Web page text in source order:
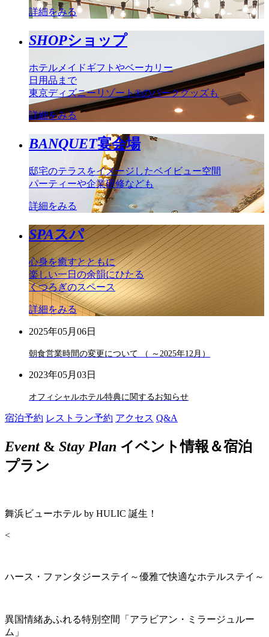
詳細をみる
SHOPショップ
ホテルメイドギフトやベーカリー
日用品まで
東京ディズニーリゾート®のパークグッズも
詳細をみる
BANQUET宴会場
邸宅のテラスをイメージしたベイビュー空間
パーティーや企業研修なども
詳細をみる
SPAスパ
心身を癒すとともに
楽しい一日の余韻にひたる
くつろぎのスペース
詳細をみる
2025年05月06日
朝食営業時間の変更について （ ～2025年12月）
2023年05月03日
オフィシャルホテル特典に関するお知らせ
宿泊予約 レストラン予約 アクセス Q&A
Event& Stay Plan イベント情報＆宿泊
プラン
舞浜ビューホテル by HULIC 誕生！
<
ハース・ファンタジーステイ～優雅で快適なホテルステイ～
異国情緒あふれる特別空間「アラビアン・ミラージュルー
ム」